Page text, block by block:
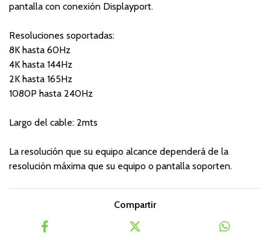
pantalla con conexión Displayport.
Resoluciones soportadas:
8K hasta 60Hz
4K hasta 144Hz
2K hasta 165Hz
1080P hasta 240Hz
Largo del cable: 2mts
La resolución que su equipo alcance dependerá de la
resolución máxima que su equipo o pantalla soporten.
Compartir